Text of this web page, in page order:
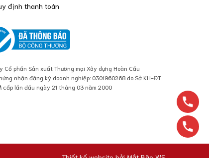
định thanh toán
Cổ phần Sản xuất Thương mại Xây dựng Hoàn Cầu
nhận đăng ký doanh nghiệp: 0301960268 do Sở KH-ĐT
cấp lần đầu ngày 21 tháng 03 năm 2000